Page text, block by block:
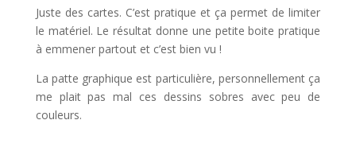
Juste des cartes. C’est pratique et ça permet de limiter
le matériel. Le résultat donne une petite boite pratique
à emmener partout et c’est bien vu !
La patte graphique est particulière, personnellement ça
me plait pas mal ces dessins sobres avec peu de
couleurs.